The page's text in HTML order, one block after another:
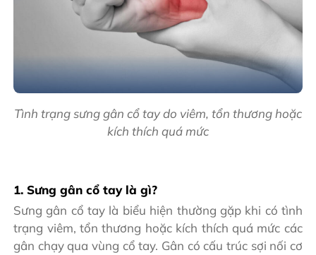
Tình trạng sưng gân cổ tay do viêm, tổn thương hoặc
kích thích quá mức
1. Sưng gân cổ tay là gì?
Sưng gân cổ tay là biểu hiện thường gặp khi có tình
trạng viêm, tổn thương hoặc kích thích quá mức các
gân chạy qua vùng cổ tay. Gân có cấu trúc sợi nối cơ